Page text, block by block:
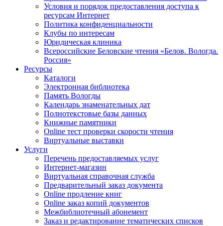
Условия и порядок предоставления доступа к
ресурсам Интернет
Политика конфиденциальности
Клубы по интересам
Юридическая клиника
Всероссийские Беловские чтения «Белов. Вологда.
Россия»
Ресурсы
Каталоги
Электронная библиотека
Память Вологды
Календарь знаменательных дат
Полнотекстовые базы данных
Книжные памятники
Online тест проверки скорости чтения
Виртуальные выставки
Услуги
Перечень предоставляемых услуг
Интернет-магазин
Виртуальная справочная служба
Предварительный заказ документа
Online продление книг
Online заказ копий документов
Межбиблиотечный абонемент
Заказ и редактирование тематических списков